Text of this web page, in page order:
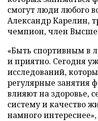
смогут люди любого
Александр Карелин,
чемпион, член
«Быть спортивным в
и приятно. Сегодня
исследований,
регулярные занятия
влияют на здоровье,
систему и качество
намного